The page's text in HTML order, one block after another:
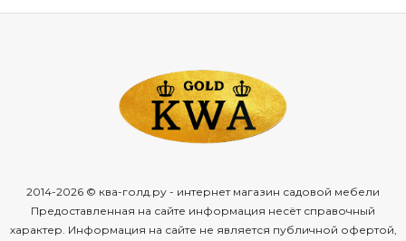
2014-2026 © ква-голд.ру - интернет магазин садовой мебели
Предоставленная на сайте информация несёт справочный
характер. Информация на сайте не является публичной офертой,